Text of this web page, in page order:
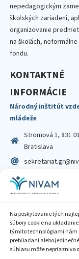
Na poskytovanie tých
súbory cookie na
týmito technológiami nám
prehliadaní alebo
súhlasu môže nepriaznivo
nepedagogickým
školských zariadení,
organizovanie
na školách,
fondu.
KONTAKTNÉ
INFORMÁCIE
Národný inštitút
mládeže
Stromová 1, 831 01
Bratislava
IČO: 00164348
DIČ: 2020798714